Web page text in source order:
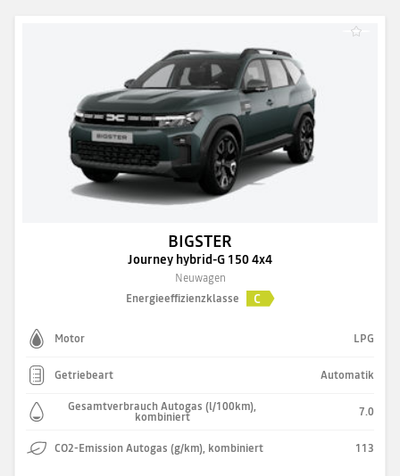
BIGSTER
Journey hybrid-G 150 4x4
Neuwagen
Energieeffizienzklasse
C
Motor LPG
Getriebeart Automatik
Gesamtverbrauch Autogas (l/100km),
kombiniert 7.0
CO2-Emission Autogas (g/km), kombiniert 113